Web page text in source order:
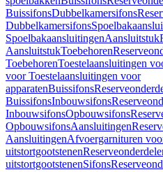
BuissifonsDubbelkamersifons
Dubbelkamersifons
SpoelbakaansluitingenAansluitstuk
AansluitstukToebehoren
ToebehorenToestelaansluitingen
voor Toestelaansluitingen voor
apparatenBuissifons
BuissifonsInbouwsifons
InbouwsifonsOpbouwsifons
OpbouwsifonsAansluitingen
AansluitingenAfvoergarnituren
uitstortgootstenen
uitstortgootstenenSifons